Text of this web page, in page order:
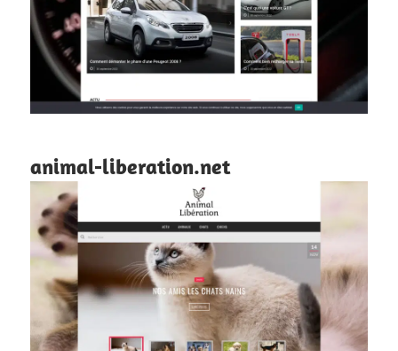
animal-liberation.net